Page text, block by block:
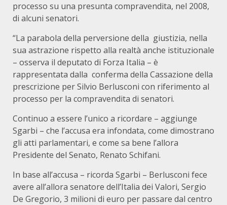
processo su una presunta compravendita, nel 2008,
di alcuni senatori.
“La parabola della perversione della giustizia, nella
sua astrazione rispetto alla realtà anche istituzionale
– osserva il deputato di Forza Italia – è
rappresentata dalla conferma della Cassazione della
prescrizione per Silvio Berlusconi con riferimento al
processo per la compravendita di senatori.
Continuo a essere l’unico a ricordare – aggiunge
Sgarbi – che l’accusa era infondata, come dimostrano
gli atti parlamentari, e come sa bene l’allora
Presidente del Senato, Renato Schifani.
In base all’accusa – ricorda Sgarbi – Berlusconi fece
avere all’allora senatore dell’Italia dei Valori, Sergio
De Gregorio, 3 milioni di euro per passare dal centro